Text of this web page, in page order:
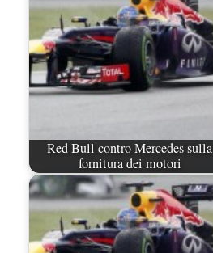
Red Bull contro Mercedes sulla
fornitura dei motori